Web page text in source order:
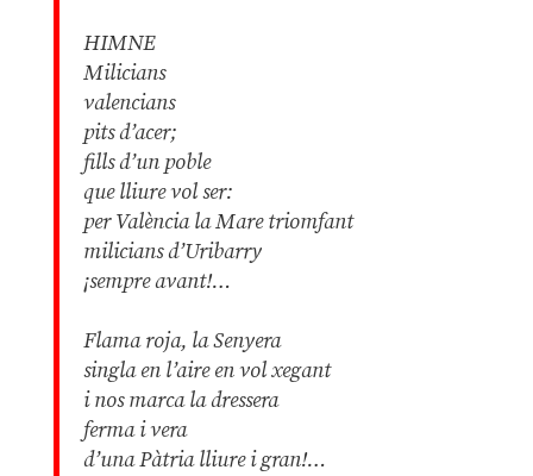
HIMNE
Milicians
valencians
pits d’acer;
fills d’un poble
que lliure vol ser:
per València la Mare triomfant
milicians d’Uribarry
¡sempre avant!…
Flama roja, la Senyera
singla en l’aire en vol xegant
i nos marca la dressera
ferma i vera
d’una Pàtria lliure i gran!…